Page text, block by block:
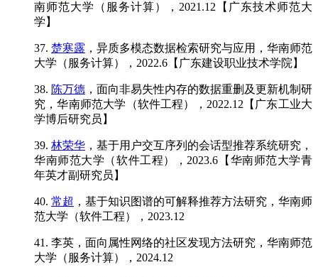
南师范大学（服务计算），2021.12【广东技术师范大
学】
37. 楚寒露 ，异质多模态数据检索研究与应用，华南师范
大学（服务计算），2022.6【广东建设职业技术学院】
38. 陈万德 ，面向非易失性内存的数据重删及更新机制研
究，华南师范大学（软件工程），2022.12【广东工业大
学博后研究员】
39. 林荣华 ，基于用户交互序列的会话型推荐系统研究，
华南师范大学（软件工程），2023.6【华南师范大学青
年英才副研究员】
40. 常超 ，基于知识图谱的可解释推荐方法研究，华南师
范大学（软件工程），2023.12
41. 李英，面向属性网络的社区发现方法研究，华南师范
大学（服务计算），2024.12